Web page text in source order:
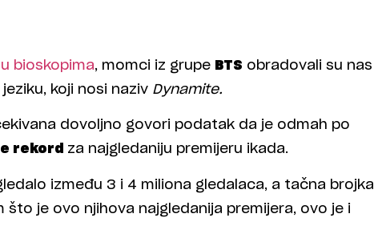
bioskopima, momci iz grupe BTS obradovali su nas
koji nosi naziv Dynamite.
dovoljno govori podatak da je odmah po
rekord za najgledaniju premijeru ikada.
između 3 i 4 miliona gledalaca, a tačna brojka
što je ovo njihova najgledanija premijera, ovo je i